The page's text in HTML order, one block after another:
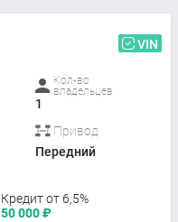
VIN
Кол-во
владельцев
1
Привод
Передний
Кредит от 6,5%
50 000₽